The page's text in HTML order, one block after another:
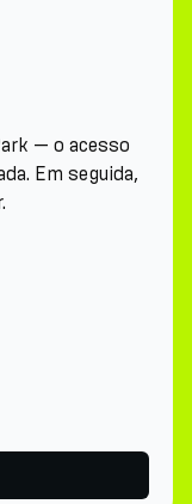
— o acesso
Em seguida,